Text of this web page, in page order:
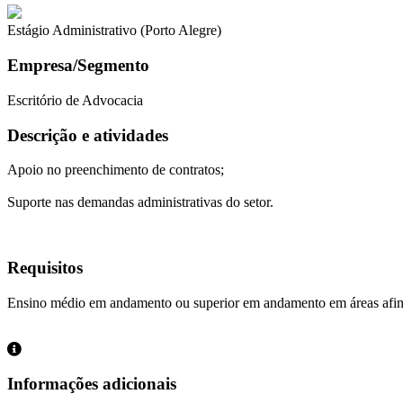
Estágio Administrativo (Porto Alegre)
Empresa/Segmento
Escritório de Advocacia
Descrição e atividades
Apoio no preenchimento de contratos;
Suporte nas demandas administrativas do setor.
Requisitos
Ensino médio em andamento ou superior em andamento em áreas
Informações adicionais